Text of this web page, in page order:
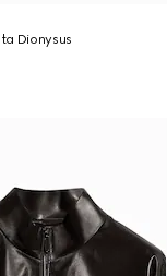
Dionysus